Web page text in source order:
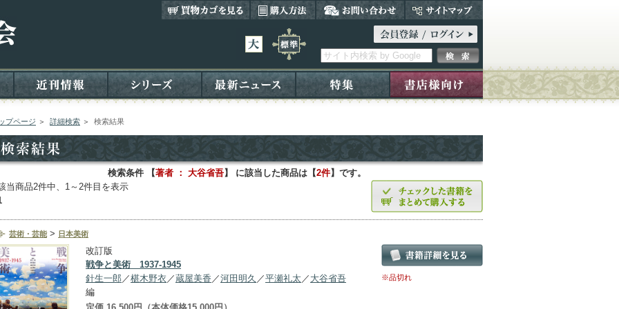
プページ ＞ 詳細検索 ＞ 検索結果
検索条件 【著者 ： 大谷省吾】 に該当した商品は【2件】です。
当商品2件中、1～2件目を表示
芸術・芸能 > 日本美術
改訂版
戦争と美術 1937-1945
針生一郎 ／椹木野衣 ／蔵屋美香 ／河田明久 ／平瀬礼太 ／ 大谷省吾
編
※品切れ